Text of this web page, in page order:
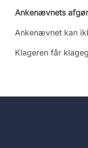
Ankenævnets
Ankenævnet kan
Klageren får